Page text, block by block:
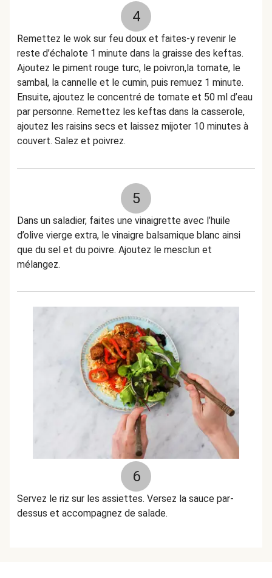
4
Remettez le wok sur feu doux et faites-y revenir le
reste d’échalote 1 minute dans la graisse des keftas.
Ajoutez le piment rouge turc, le poivron,la tomate, le
sambal, la cannelle et le cumin, puis remuez 1 minute.
Ensuite, ajoutez le concentré de tomate et 50 ml d’eau
par personne. Remettez les keftas dans la casserole,
ajoutez les raisins secs et laissez mijoter 10 minutes à
couvert. Salez et poivrez.
5
Dans un saladier, faites une vinaigrette avec l’huile
d’olive vierge extra, le vinaigre balsamique blanc ainsi
que du sel et du poivre. Ajoutez le mesclun et
mélangez.
6
Servez le riz sur les assiettes. Versez la sauce par-
dessus et accompagnez de salade.